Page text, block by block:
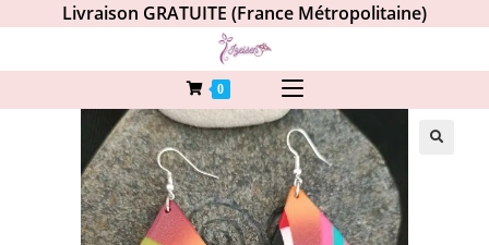
Livraison GRATUITE (France Métropolitaine)
0